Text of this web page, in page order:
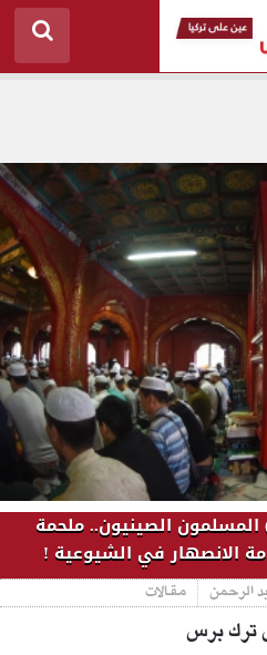
خلف الذاكرة (4) المسلمون الصينيون.. ملحمة
الانصهار في الشيوعية !
الرحمن مقالات
ترك برس